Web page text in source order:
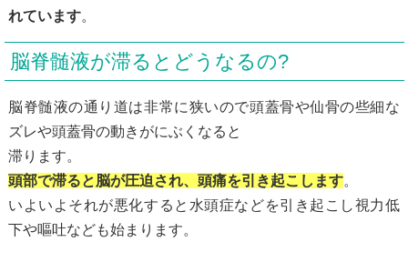
れています。
脳脊髄液が滞るとどうなるの?
脳脊髄液の通り道は非常に狭いので頭蓋骨や仙骨の些細な
ズレや頭蓋骨の動きがにぶくなると
滞ります。
頭部で滞ると脳が圧迫され、頭痛を引き起こします。
いよいよそれが悪化すると水頭症などを引き起こし視力低
下や嘔吐なども始まります。